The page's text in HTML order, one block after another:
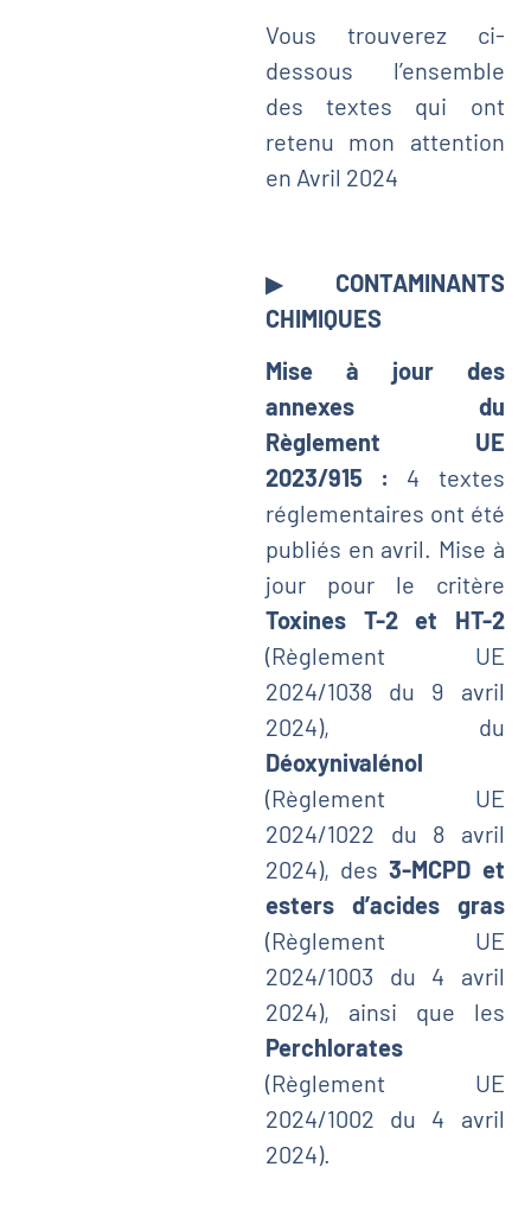
Vous trouverez ci-
dessous l’ensemble
des textes qui ont
retenu mon attention
en Avril 2024
▶ CONTAMINANTS
CHIMIQUES
Mise à jour des
annexes du
Règlement UE
2023/915 : 4 textes
réglementaires ont été
publiés en avril. Mise à
jour pour le critère
Toxines T-2 et HT-2
(Règlement UE
2024/1038 du 9 avril
2024), du
Déoxynivalénol
(Règlement UE
2024/1022 du 8 avril
2024), des3-MCPD et
esters d’acides gras
(Règlement UE
2024/1003 du 4 avril
2024), ainsi que les
Perchlorates
(Règlement UE
2024/1002 du 4 avril
2024).